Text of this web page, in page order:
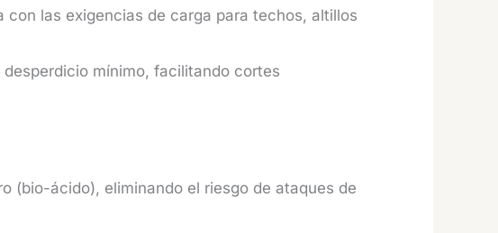
las exigencias de carga para techos, altillos
mínimo, facilitando cortes
(bio-ácido), eliminando el riesgo de ataques de